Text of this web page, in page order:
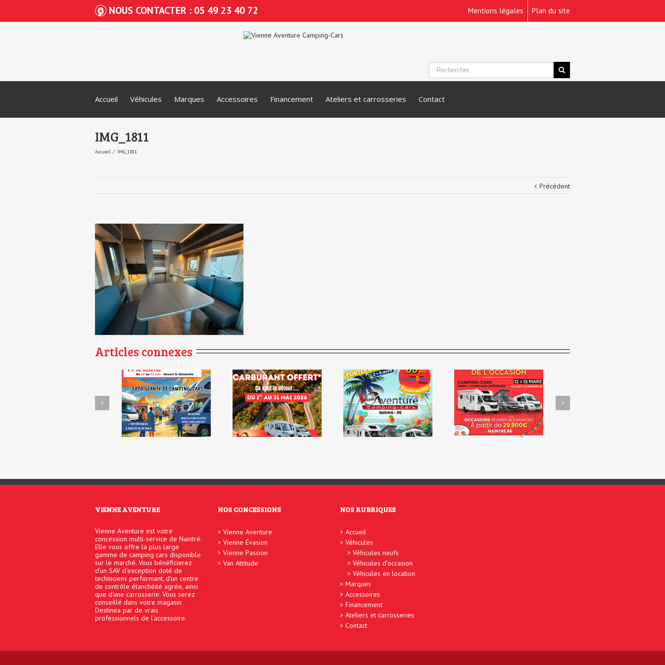
NOUS CONTACTER : 05 49 23 40 72 Mentions légales Plan du site
Accueil Véhicules Marques Accessoires Financement Ateliers et carrosseries Contact
IMG_1811
Accueil IMG_1811
Précédent
Articles connexes
Foire du Dépôt-Vente de
Et si le carburant ne
vous coûtait rien
pendant 1 an ?
🎉 35 ans de Narbonne
Accessoires : 5 jours de
fête au Pôle Loisirs
Naintré ! 🌺
LE GRAND RENDEZ-VOUS
DE L’OCCASION
𝗩𝗲𝗻𝗱𝗲𝘇 𝘃𝗼𝘁𝗿𝗲 𝘃𝗲́𝗵𝗶𝗰𝘂𝗹𝗲
𝗴𝗿𝗮̂𝗰𝗲 𝗮𝘂 𝗱𝗲́𝗽𝗼̂𝘁-𝘃𝗲𝗻𝘁𝗲
𝗮𝘃𝗲𝗰 Vienne Aventure !
VIENNE AVENTURE
Vienne Aventure est votre
concession multi-service de Naintré.
Elle vous offre la plus large
gamme de camping cars disponible
sur le marché. Vous bénéficierez
d’un SAV d’exception doté de
techniciens performant, d’un centre
de contrôle étanchéité agrée, ainsi
que d’une carrosserie. Vous serez
conseillé dans votre magasin
Destinea par de vrais
professionnels de l’accessoire.
NOS CONCESSIONS
Vienne Aventure
Vienne Évasion
Vienne Passion
Van Attitude
NOS RUBRIQUES
Accueil
Véhicules
Véhicules neufs
Véhicules d’occasion
Véhicules en location
Marques
Accessoires
Financement
Ateliers et carrosseries
Contact